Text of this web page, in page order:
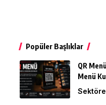
Popüler Başlıklar
QR
Menü